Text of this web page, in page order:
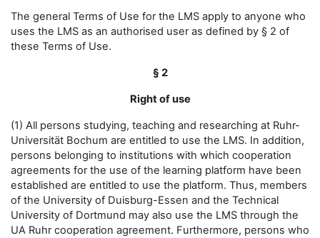
The general Terms of Use for the LMS apply to anyone who
uses the LMS as an authorised user as defined by § 2 of
these Terms of Use.
§ 2
Right of use
(1) All persons studying, teaching and researching at Ruhr-
Universität Bochum are entitled to use the LMS. In addition,
persons belonging to institutions with which cooperation
agreements for the use of the learning platform have been
established are entitled to use the platform. Thus, members
of the University of Duisburg-Essen and the Technical
University of Dortmund may also use the LMS through the
UA Ruhr cooperation agreement. Furthermore, persons who